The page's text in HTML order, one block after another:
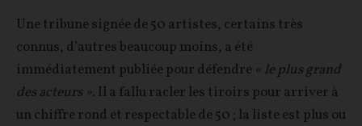
Une tribune signée de 50 artistes, certains très
connus, d’autres beaucoup moins, a été
immédiatement publiée pour défendre « le plus grand
des acteurs ». Il a fallu racler les tiroirs pour arriver à
un chiffre rond et respectable de 50 ; la liste est plus ou